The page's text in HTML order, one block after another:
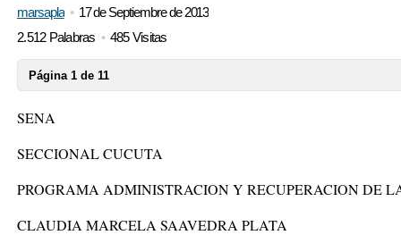
marsapla
17 de Septiembre de 2013
2.512 Palabras
485 Visitas
Página 1 de 11
SENA
SECCIONAL CUCUTA
PROGRAMA ADMINISTRACION Y RECUPERACION DE
CLAUDIA MARCELA SAAVEDRA PLATA